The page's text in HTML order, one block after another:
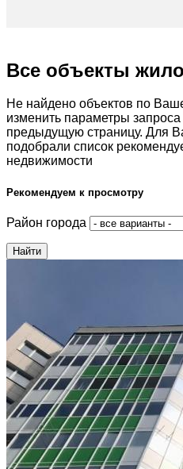
Все объекты
Не найдено объектов по
изменить параметры
предыдущую страницу. Для
подобрали список
недвижимости
Рекомендуем к просмотру
Район города